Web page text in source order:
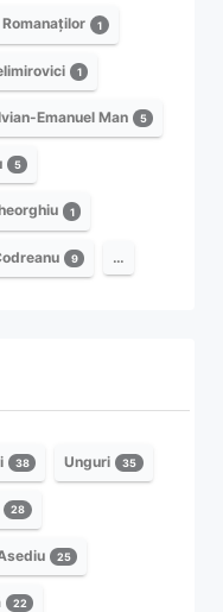
1
1
Emanuel Man 5
5
1
9 …
38 Unguri 35
28
25
22